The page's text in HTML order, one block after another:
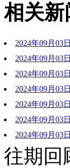
相关新
2024年09月03
2024年09月03
兑现2024年09月03
2024年09月03
2024年09月03
2024年09月03
2024年09月03
往期回